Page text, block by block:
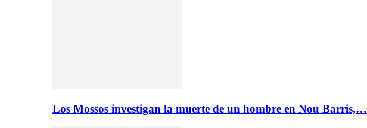
Los Mossos investigan la muerte de un hombre en Nou Barris,…